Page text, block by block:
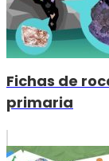
Fichas de
primaria